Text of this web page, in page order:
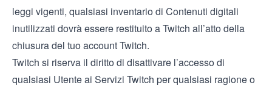
leggi vigenti, qualsiasi inventario di Contenuti digitali
inutilizzati dovrà essere restituito a Twitch all’atto della
chiusura del tuo account Twitch.
Twitch si riserva il diritto di disattivare l’accesso di
qualsiasi Utente ai Servizi Twitch per qualsiasi ragione o